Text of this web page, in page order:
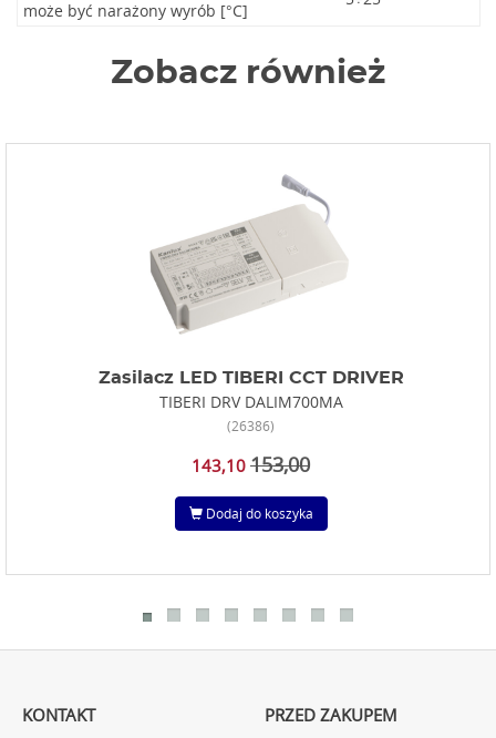
może być narażony wyrób [°C]
Zobacz również
Zasilacz LED TIBERI CCT DRIVER
TIBERI DRV DALIM700MA
(26386)
143,10 153,00
Dodaj do koszyka
KONTAKT PRZED ZAKUPEM